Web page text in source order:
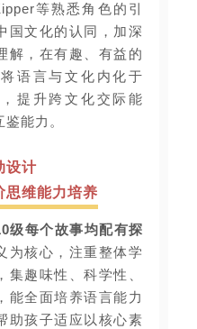
等熟悉角色的引
国文化的认同，加深
解，在有趣、有益的
语言与文化内化于
提升跨文化交际能
能力。
设计
思维能力培养
级每个故事均配有探
为核心， 注重整体学
，集趣味性、科学性、
能全面培养语言能力
助孩子适应以核心素